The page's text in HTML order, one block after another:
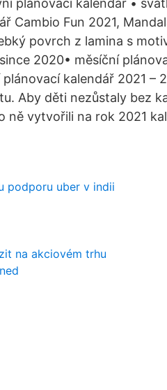
plánovací kalendář •
Cambio Fun 2021,
povrch z lamina s
2020• měsíční
kalendář 2021 –
Aby děti nezůstaly bez
ně vytvořili na rok 2021
podporu uber v indii
na akciovém trhu